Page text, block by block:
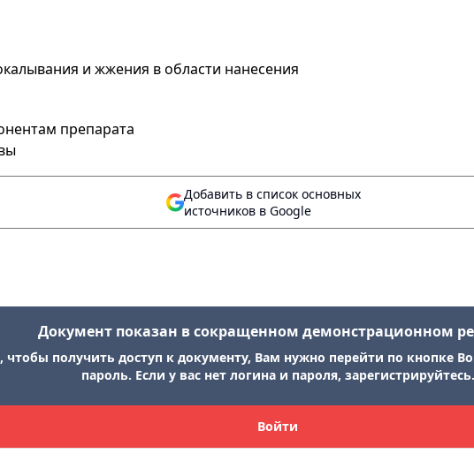
и жжения в области нанесения
препарата
Добавить в список основных
источников в Google
Документ показан в сокращенном демонстрационном
чтобы получить доступ к документу, Вам нужно перейти по кнопке
пароль. Если у вас нет логина и пароля, зарегистрируйтесь.
Войти